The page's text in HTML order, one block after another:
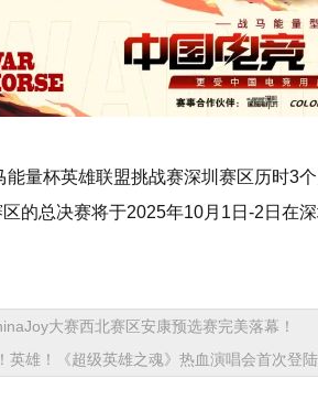
能量杯英雄联盟挑战赛深圳赛区历时3
的总决赛将于2025年10月1日-2日在
大赛西北赛区安康预选赛完美落幕！
英雄！《超级英雄之魂》热血演唱会首次登